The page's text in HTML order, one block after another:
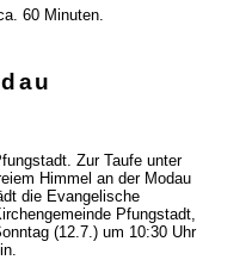
60 Minuten.
Zur Taufe unter
Himmel an der Modau
die Evangelische
Pfungstadt,
(12.7.) um 10:30 Uhr